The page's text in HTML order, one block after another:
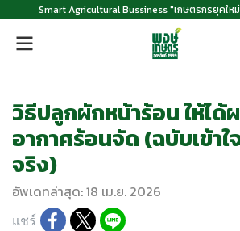
Smart Agricultural Bussiness "เกษตรกรยุคใ
วิธีปลูกผักหน้าร้อน ให้ไ
อากาศร้อนจัด (ฉบับเข้าใ
จริง)
อัพเดทล่าสุด: 18 เม.ย. 2026
แชร์